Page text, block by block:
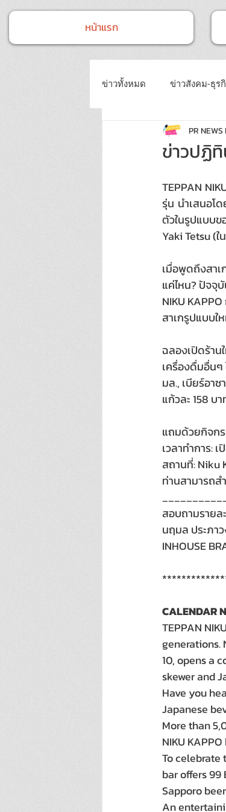
หน้าแรก
ข่าวทั้งหมด ข่าวสังคม-ธุร
ข่าวงานประชุม-อบรมสัม
บทควา
ข่าวปฏิ
PR NEWS
TEPPAN
รุ่น นำเสนอโ
ตัวในรูปแบบ
Yaki Tetsu (
เมื่อพูดถึงสา
แค่ไหน? ปัจจุ
NIKU
สาเกรูปแบบใ
ฉลองเปิดร้าน
เครื่องดื่มอื่นๆ
มล., เบียร์อา
แก้วละ 158 บา
แถมด้วยกิจก
เวลาทำการ:
สถานที่: Niku
ท่านสามารถส
สอบถามรายล
นฤมล ประภา
INHOUSE
CALENDAR
TEPPAN
generations.
10, opens a
skewer and
Have you
Japanese
More than
NIKU
To celebrate
bar offers 99
Sapporo
An